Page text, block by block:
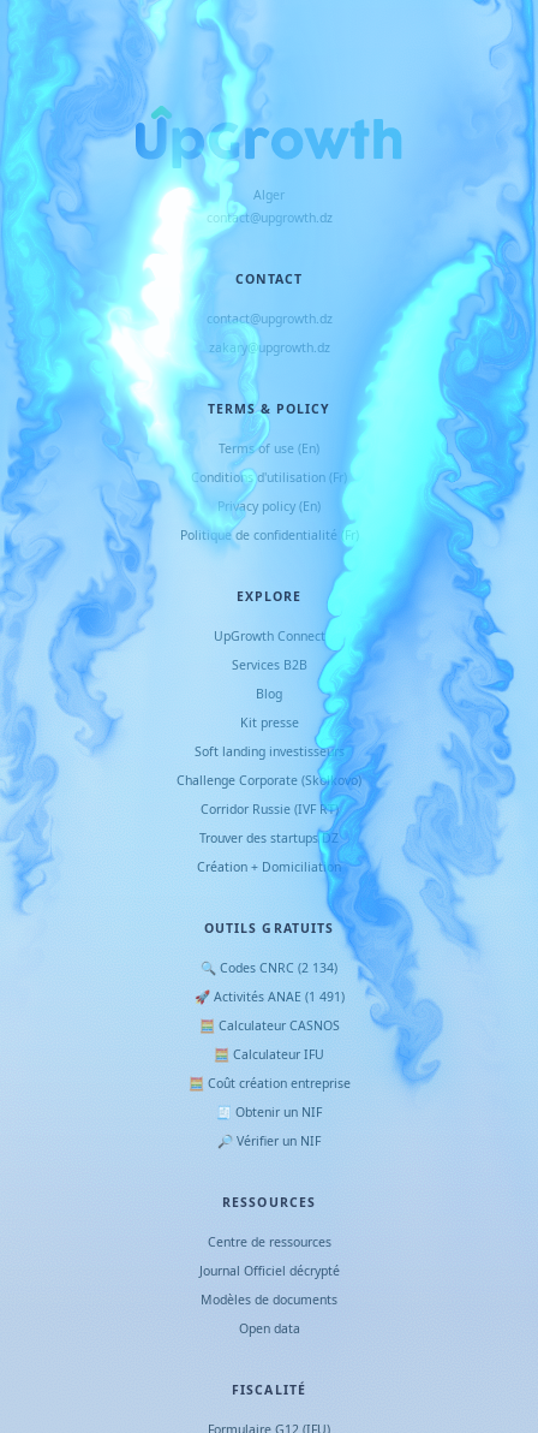
Alger
contact@upgrowth.dz
CONTACT
contact@upgrowth.dz
zakary@upgrowth.dz
TERMS & POLICY
Terms of use (En)
Conditions d'utilisation (Fr)
Privacy policy (En)
Politique de confidentialité (Fr)
EXPLORE
UpGrowth Connect
Services B2B
Blog
Kit presse
Soft landing investisseurs
Challenge Corporate (Skolkovo)
Corridor Russie (IVF RT)
Trouver des startups DZ
Création + Domiciliation
OUTILS GRATUITS
🔍 Codes CNRC (2 134)
🚀 Activités ANAE (1 491)
🧮 Calculateur CASNOS
🧮 Calculateur IFU
🧮 Coût création entreprise
🧾 Obtenir un NIF
🔎 Vérifier un NIF
RESSOURCES
Centre de ressources
Journal Officiel décrypté
Modèles de documents
Open data
FISCALITÉ
Formulaire G12 (IFU)